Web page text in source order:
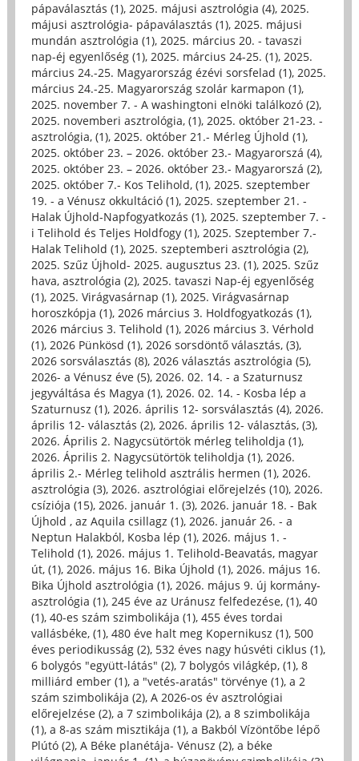
pápaválasztás (1), 2025. májusi asztrológia (4), 2025.
májusi asztrológia- pápaválasztás (1), 2025. májusi
mundán asztrológia (1), 2025. március 20. - tavaszi
nap-éj egyenlőség (1), 2025. március 24-25. (1), 2025.
március 24.-25. Magyarország ézévi sorsfelad (1), 2025.
március 24.-25. Magyarország szolár karmapon (1),
2025. november 7. - A washingtoni elnöki találkozó (2),
2025. novemberi asztrológia, (1), 2025. október 21-23. -
asztrológia, (1), 2025. október 21.- Mérleg Újhold (1),
2025. október 23. – 2026. október 23.- Magyarorszá (4),
2025. október 23. – 2026. október 23.- Magyarorszá (2),
2025. október 7.- Kos Telihold, (1), 2025. szeptember
19. - a Vénusz okkultáció (1), 2025. szeptember 21. -
Halak Újhold-Napfogyatkozás (1), 2025. szeptember 7. -
i Telihold és Teljes Holdfogy (1), 2025. Szeptember 7.-
Halak Telihold (1), 2025. szeptemberi asztrológia (2),
2025. Szűz Újhold- 2025. augusztus 23. (1), 2025. Szűz
hava, asztrológia (2), 2025. tavaszi Nap-éj egyenlőség
(1), 2025. Virágvasárnap (1), 2025. Virágvasárnap
horoszkópja (1), 2026 március 3. Holdfogyatkozás (1),
2026 március 3. Telihold (1), 2026 március 3. Vérhold
(1), 2026 Pünkösd (1), 2026 sorsdöntő választás, (3),
2026 sorsválasztás (8), 2026 választás asztrológia (5),
2026- a Vénusz éve (5), 2026. 02. 14. - a Szaturnusz
jegyváltása és Magya (1), 2026. 02. 14. - Kosba lép a
Szaturnusz (1), 2026. április 12- sorsválasztás (4), 2026.
április 12- választás (2), 2026. április 12- választás, (3),
2026. Április 2. Nagycsütörtök mérleg teliholdja (1),
2026. Április 2. Nagycsütörtök teliholdja (1), 2026.
április 2.- Mérleg telihold asztrális hermen (1), 2026.
asztrológia (3), 2026. asztrológiai előrejelzés (10), 2026.
csíziója (15), 2026. január 1. (3), 2026. január 18. - Bak
Újhold , az Aquila csillagz (1), 2026. január 26. - a
Neptun Halakból, Kosba lép (1), 2026. május 1. -
Telihold (1), 2026. május 1. Telihold-Beavatás, magyar
út, (1), 2026. május 16. Bika Újhold (1), 2026. május 16.
Bika Újhold asztrológia (1), 2026. május 9. új kormány-
asztrológia (1), 245 éve az Uránusz felfedezése, (1), 40
(1), 40-es szám szimbolikája (1), 455 éves tordai
vallásbéke, (1), 480 éve halt meg Kopernikusz (1), 500
éves periodikusság (2), 532 éves nagy húsvéti ciklus (1),
6 bolygós "együtt-látás" (2), 7 bolygós világkép, (1), 8
milliárd ember (1), a "vetés-aratás" törvénye (1), a 2
szám szimbolikája (2), A 2026-os év asztrológiai
előrejelzése (2), a 7 szimbolikája (2), a 8 szimbolikája
(1), a 8-as szám misztikája (1), a Bakból Vízöntőbe lépő
Plútó (2), A Béke planétája- Vénusz (2), a béke